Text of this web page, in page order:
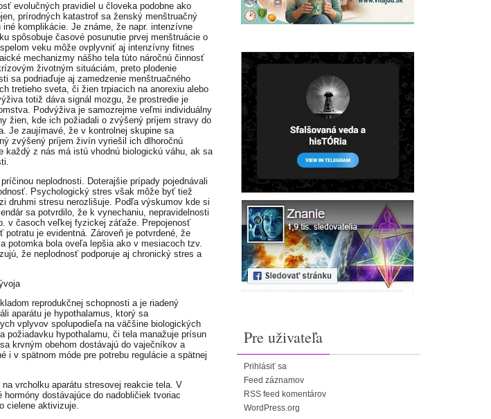
evolučných pravidiel u človeka podobne ako
prírodných katastrof sa ženský menštruačný
komplikácie. Je známe, že napr. intenzívne
spôsobuje časové posunutie prvej menštruácie o
veku môže ovplyvniť aj intenzívny fitnes
mechanizmy nášho tela túto náročnú činnosť
životným situáciám, preto plodenie
sa podriaďuje aj zamedzenie menštruačného
tretieho sveta, či žien trpiacich na anorexiu alebo
totiž dáva signál mozgu, že prostredie je
Podvýživa je samozrejme veľmi individuálny
žien, kde ich požiadali o zvýšený príjem stravy do
Je zaujímavé, že v kontrolnej skupine sa
zvýšený príjem živín vyriešil ich dlhoročnú
každý z nás má istú vhodnú biologickú váhu, ak sa
neplodnosti. Doterajšie prípady pojednávali
Psychologický stres však môže byť tiež
druhmi stresu nerozlišuje. Podľa výskumov kde si
sa potvrdilo, že k vynechaniu, nepravidelnosti
v časoch veľkej fyzickej záťaže. Prepojenosť
je evidentná. Zároveň je potvrdené, že
potomka bola oveľa lepšia ako v mesiacoch tzv.
že neplodnosť podporuje aj chronický stres a
reprodukčnej schopnosti a je riadený
aparátu je hypothalamus, ktorý sa
vplyvov spolupodieľa na väčšine biologických
požiadavku hypothalamu, či tela manažuje prísun
krvným obehom dostávajú do vaječníkov a
i v spätnom móde pre potrebu regulácie a spätnej
vrcholku aparátu stresovej reakcie tela. V
dostávajúce do nadobličiek tvoriac
cielene aktivizuje.
Pre uživateľa
Prihlásiť sa
Feed záznamov
RSS feed komentárov
WordPress.org